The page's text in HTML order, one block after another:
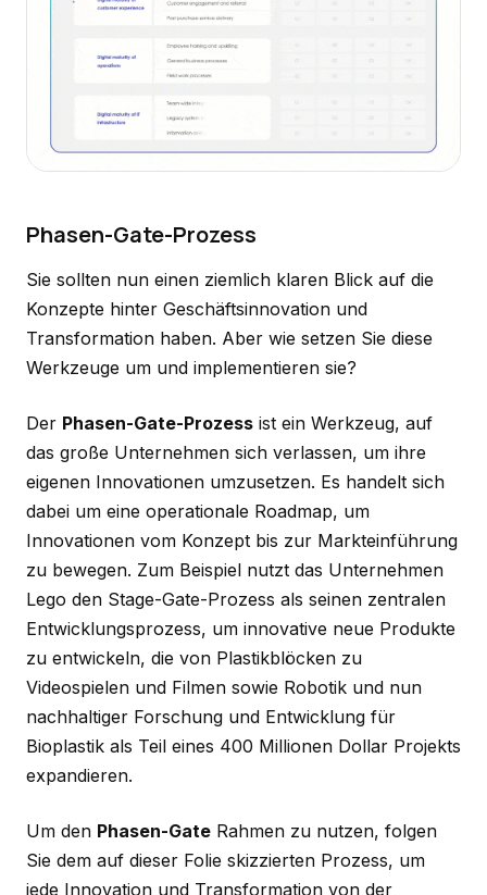
Phasen-Gate-Prozess
Sie sollten nun einen ziemlich klaren Blick auf die
Konzepte hinter Geschäftsinnovation und
Transformation haben. Aber wie setzen Sie diese
Werkzeuge um und implementieren sie?
Der Phasen-Gate-Prozess ist ein Werkzeug, auf
das große Unternehmen sich verlassen, um ihre
eigenen Innovationen umzusetzen. Es handelt sich
dabei um eine operationale Roadmap, um
Innovationen vom Konzept bis zur Markteinführung
zu bewegen. Zum Beispiel nutzt das Unternehmen
Lego den Stage-Gate-Prozess als seinen zentralen
Entwicklungsprozess, um innovative neue Produkte
zu entwickeln, die von Plastikblöcken zu
Videospielen und Filmen sowie Robotik und nun
nachhaltiger Forschung und Entwicklung für
Bioplastik als Teil eines 400 Millionen Dollar Projekts
expandieren.
Um den Phasen-Gate Rahmen zu nutzen, folgen
Sie dem auf dieser Folie skizzierten Prozess, um
jede Innovation und Transformation von der